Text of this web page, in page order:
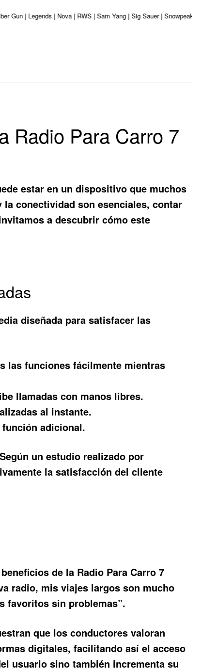
| Legends | Nova | RWS | Sam Yang | Sig Sauer | Snowpeak |
Radio Para Carro 7
estar en un dispositivo que muchos
conectividad son esenciales, contar
a descubrir cómo este
diseñada para satisfacer las
las funciones fácilmente mientras
llamadas con manos libres.
al instante.
adicional.
un estudio realizado por
la satisfacción del cliente
de la Radio Para Carro 7
radio, mis viajes largos son mucho
favoritos sin problemas”.
que los conductores valoran
digitales, facilitando así el acceso
usuario sino también incrementa su